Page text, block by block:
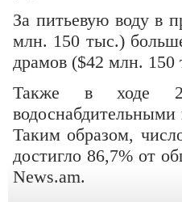
За питьевую воду в
млн. 150 тыс.)
драмов ($42 млн. 150
Также в ходе
Таким образом,
достигло 86,7% от
News.am.